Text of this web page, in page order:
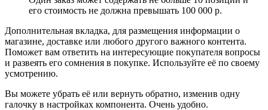
его стоимость не должна превышать 100 000 р.
Дополнительная вкладка, для размещения информации о
магазине, доставке или любого другого важного контента.
Поможет вам ответить на интересующие покупателя вопросы
и развеять его сомнения в покупке. Используйте её по своему
усмотрению.
Вы можете убрать её или вернуть обратно, изменив одну
галочку в настройках компонента. Очень удобно.